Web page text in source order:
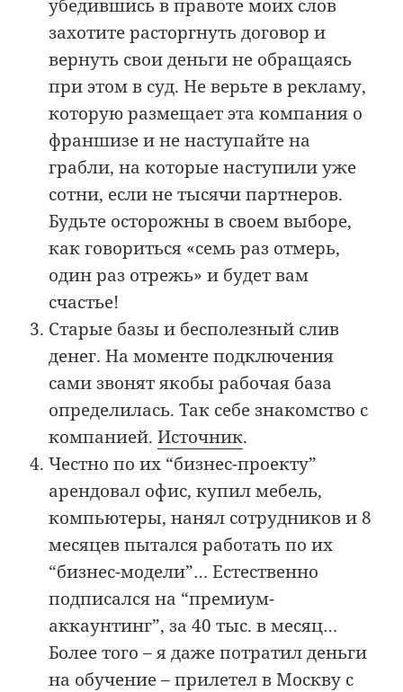
убедившись в правоте моих слов
захотите расторгнуть договор и
вернуть свои деньги не обращаясь
при этом в суд. Не верьте в рекламу,
которую размещает эта компания о
франшизе и не наступайте на
грабли, на которые наступили уже
сотни, если не тысячи партнеров.
Будьте осторожны в своем выборе,
как говориться «семь раз отмерь,
один раз отрежь» и будет вам
счастье!
Старые базы и бесполезный слив
денег. На моменте подключения
сами звонят якобы рабочая база
определилась. Так себе знакомство с
компанией.Источник.
Честно по их “бизнес-проекту”
арендовал офис, купил мебель,
компьютеры, нанял сотрудников и 8
месяцев пытался работать по их
“бизнес-модели”… Естественно
подписался на “премиум-
аккаунтинг”, за 40 тыс. в месяц…
Более того – я даже потратил деньги
на обучение – прилетел в Москву с